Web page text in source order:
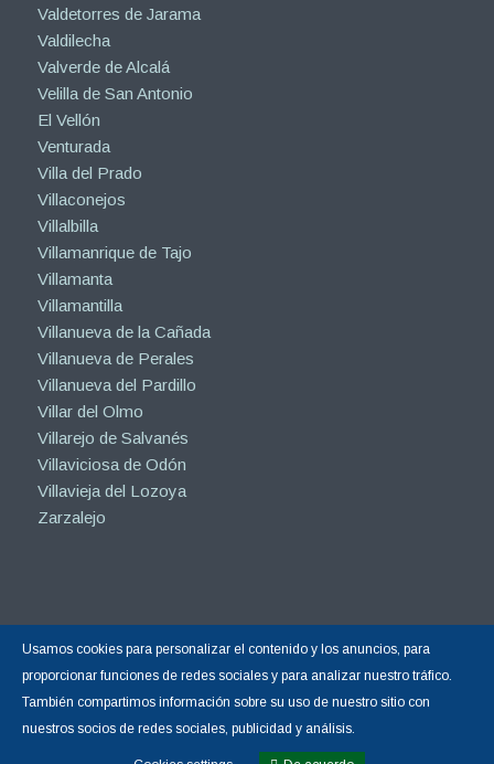
Valdetorres de Jarama
Valdilecha
Valverde de Alcalá
Velilla de San Antonio
El Vellón
Venturada
Villa del Prado
Villaconejos
Villalbilla
Villamanrique de Tajo
Villamanta
Villamantilla
Villanueva de la Cañada
Villanueva de Perales
Villanueva del Pardillo
Villar del Olmo
Villarejo de Salvanés
Villaviciosa de Odón
Villavieja del Lozoya
Zarzalejo
Usamos cookies para personalizar el contenido y los anuncios, para
proporcionar funciones de redes sociales y para analizar nuestro tráfico.
También compartimos información sobre su uso de nuestro sitio con
nuestros socios de redes sociales, publicidad y análisis.